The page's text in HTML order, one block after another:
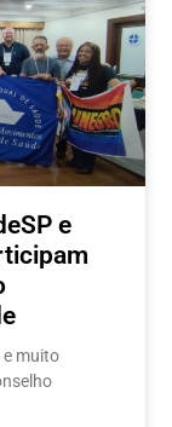
e
e muito